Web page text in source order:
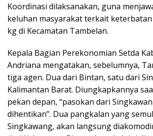
Koordinasi dilaksanakan, guna
keluhan masyarakat terkait keterbatan
kg di Kecamatan Tambelan.
Kepala Bagian Perekonomian Setda
Andriana mengatakan, sebelumnya,
tiga agen. Dua dari Bintan, satu dari
Kalimantan Barat. Diungkapkannya
pekan depan, “pasokan dari
dihentikan”. Dua pangkalan yang
Singkawang, akan langsung